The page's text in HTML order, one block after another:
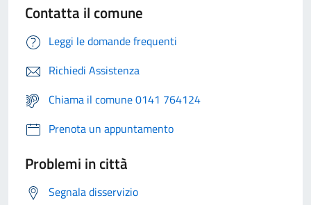
Contatta il comune
Leggi le domande frequenti
Richiedi Assistenza
Chiama il comune 0141 764124
Prenota un appuntamento
Problemi in città
Segnala disservizio